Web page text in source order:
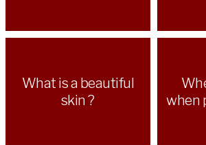
What is a beautiful
skin ?
when